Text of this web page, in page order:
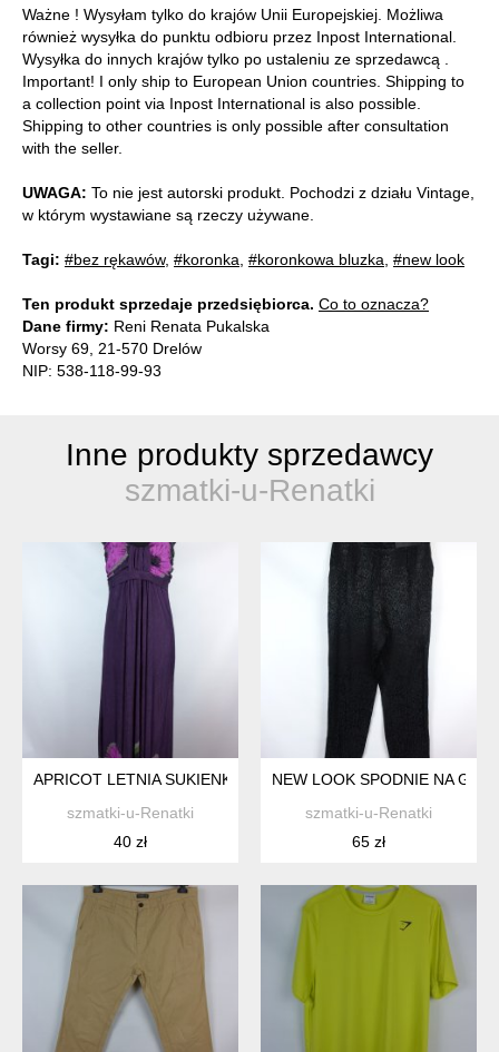
Ważne ! Wysyłam tylko do krajów Unii Europejskiej. Możliwa
również wysyłka do punktu odbioru przez Inpost International.
Wysyłka do innych krajów tylko po ustaleniu ze sprzedawcą .
Important! I only ship to European Union countries. Shipping to
a collection point via Inpost International is also possible.
Shipping to other countries is only possible after consultation
with the seller.
UWAGA: To nie jest autorski produkt. Pochodzi z działu Vintage,
w którym wystawiane są rzeczy używane.
Tagi: #bez rękawów, #koronka #koronkowa bluzka #new look
Ten produkt sprzedaje przedsiębiorca. Co to oznacza?
Dane firmy: Reni Renata Pukalska
Worsy 69, 21-570 Drelów
NIP: 538-118-99-93
Inne produkty sprzedawcy
szmatki-u-Renatki
APRICOT LETNIA SUKIENKA MAXI NA BIUST / L
szmatki-u-Renatki
40 zł
NEW LOOK SPODNIE NA
szmatki-u-Renatki
65 zł